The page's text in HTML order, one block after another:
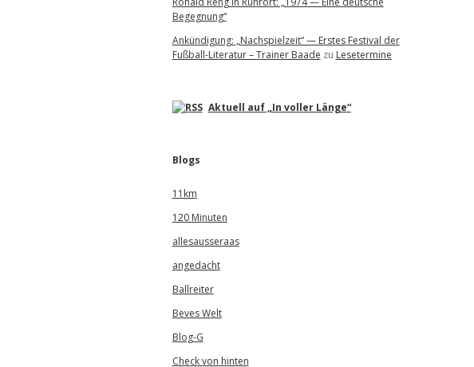
Begegnung“
Ankündigung: „Nachspielzeit“ — Erstes Festival der
Fußball-Literatur – Trainer Baade zu Lesetermine
Aktuell auf „In voller Länge“
Blogs
11km
120 Minuten
allesausseraas
angedacht
Ballreiter
Beves Welt
Blog-G
Check von hinten